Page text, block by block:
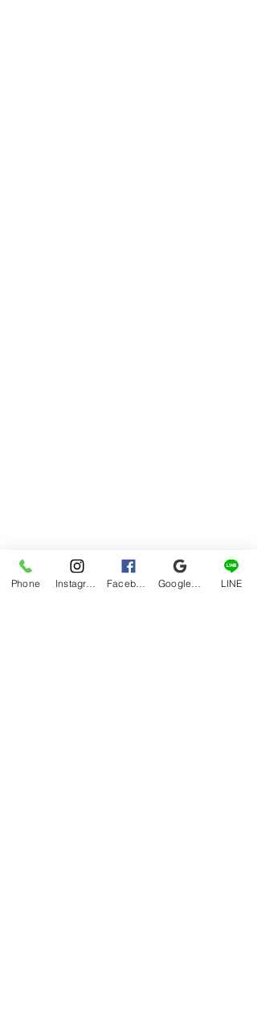
hana
Phone LINE